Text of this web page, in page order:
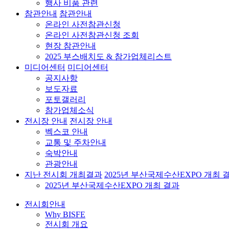
행사 비품 관련
참관안내 참관안내
온라인 사전참관신청
온라인 사전참관신청 조회
현장 참관안내
2025 부스배치도 & 참가업체리스트
미디어센터 미디어센터
공지사항
보도자료
포토갤러리
참가업체소식
전시장 안내 전시장 안내
벡스코 안내
교통 및 주차안내
숙박안내
관광안내
지난 전시회 개최결과 2025년 부산국제수산EXPO 개최
2025년 부산국제수산EXPO 개최 결과
전시회안내
Why BISFE
전시회 개요